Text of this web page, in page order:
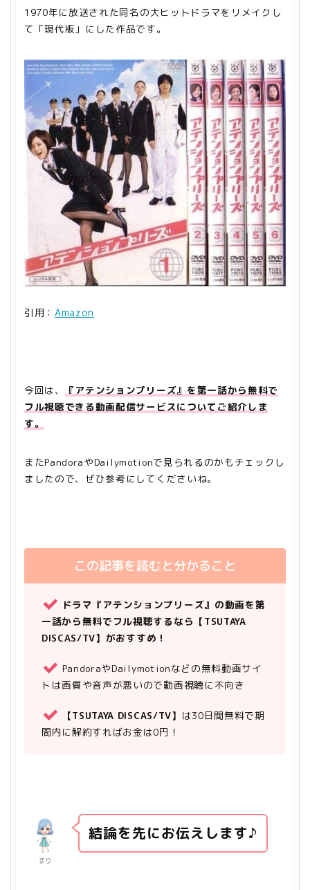
1970年に放送された同名の大ヒットドラマをリメイクし
て「現代版」にした作品です。
引用：Amazon
今回は、
『アテンションプリーズ』を第一話から無料で
フル視聴できる動画配信サービスについてご紹介しま
す。
またPandoraやDailymotionで見られるのかもチェックし
ましたので、ぜひ参考にしてくださいね。
この記事を読むと分かること
ドラマ『アテンションプリーズ』の動画を第
一話から無料でフル視聴するなら【TSUTAYA
DISCAS/TV】がおすすめ！
PandoraやDailymotionなどの無料動画サイ
トは画質や音声が悪いので動画視聴に不向き
【TSUTAYA DISCAS/TV】 は30日間無料で期
間内に解約すればお金は0円！
まり
結論を先にお伝えします♪